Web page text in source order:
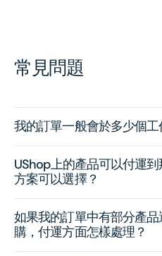
常見問題
我的訂單一般會於多少個工
UShop上的產品可以付運
方案可以選擇？
如果我的訂單中有部分產
購，付運方面怎樣處理？